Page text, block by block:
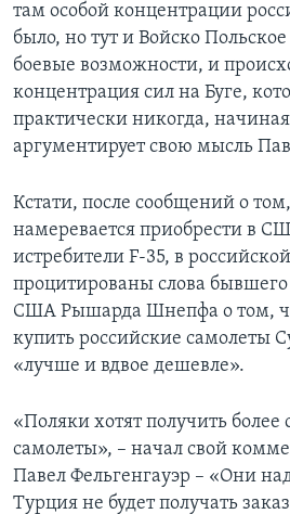
там особой концентрации
было, но тут и Войско
боевые возможности, и
концентрация сил на Буге,
практически никогда, начиная
аргументирует свою мысль
Кстати, после сообщений о
намеревается приобрести в
истребители F-35, в
процитированы слова
США Рышарда Шнепфа о том,
купить российские самолеты
«лучше и вдвое дешевле».
«Поляки хотят получить
самолеты», – начал свой
Павел Фельгенгауэр – «Они
Турция не будет получать